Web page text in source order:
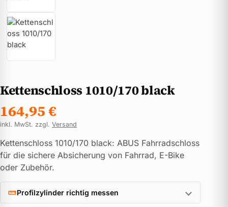
Kettenschloss 1010/170 black
164,95€
inkl. MwSt. zzgl. Versand
Kettenschloss 1010/170 black: ABUS Fahrradschloss
für die sichere Absicherung von Fahrrad, E-Bike
oder Zubehör.
Profilzylinder richtig messen